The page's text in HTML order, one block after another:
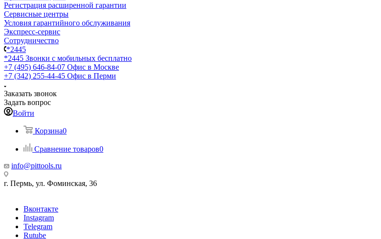
Регистрация расширенной гарантии
Сервисные центры
Условия гарантийного обслуживания
Экспресс-сервис
Сотрудничество
*2445
*2445 Звонки с мобильных бесплатно
+7 (495) 646-84-07 Офис в Москве
+7 (342) 255-44-45 Офис в Перми
Заказать звонок
Задать вопрос
Войти
Корзина0
Сравнение товаров0
info@pittools.ru
г. Пермь, ул. Фоминская, 36
Вконтакте
Instagram
Telegram
Rutube